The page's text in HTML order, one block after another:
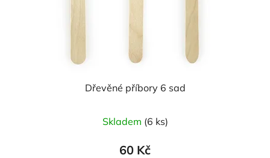
Dřevěné příbory 6 sad
Skladem (6 ks)
60 Kč